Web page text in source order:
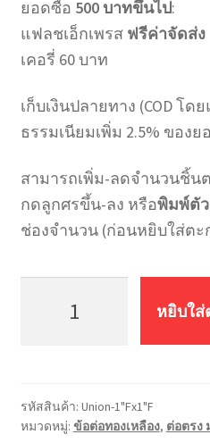
ยอดซื้อ 500 บาทขึ้นไป:
แฟลชเอ็กเพรส ฟรีค่าจัดส่ง
เคอรี่ 60 บาท
เก็บเงินปลายทาง (COD โ
ธรรมเนียมเพิ่ม 2.5% ของย
สามารถเพิ่ม-ลดจำนวนชิ้น
กดลูกศรขึ้น-ลง หรือพิมพ์ตัว
ช่องจำนวน (ก่อนหยิบใส่ตะ
เกลียว
ใน
หยิบใส่
รหัสสินค้า: Union-1"Fx1"F
หมวดหมู่: ข้อต่อทองเหลือง, ต่อตรง